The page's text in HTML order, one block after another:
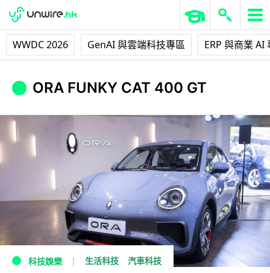
WWDC 2026 GenAI 與雲端科技專區 ERP 與商業 AI
ORA FUNKY CAT 400 GT
科技娛樂 生活科技 汽車科技